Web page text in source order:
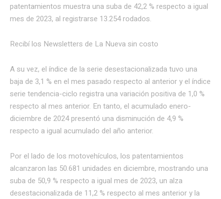
patentamientos muestra una suba de 42,2 % respecto a igual
mes de 2023, al registrarse 13.254 rodados.
Recibí los Newsletters de La Nueva sin costo
A su vez, el índice de la serie desestacionalizada tuvo una
baja de 3,1 % en el mes pasado respecto al anterior y el índice
serie tendencia-ciclo registra una variación positiva de 1,0 %
respecto al mes anterior. En tanto, el acumulado enero-
diciembre de 2024 presentó una disminución de 4,9 %
respecto a igual acumulado del año anterior.
Por el lado de los motovehículos, los patentamientos
alcanzaron las 50.681 unidades en diciembre, mostrando una
suba de 50,9 % respecto a igual mes de 2023, un alza
desestacionalizada de 11,2 % respecto al mes anterior y la